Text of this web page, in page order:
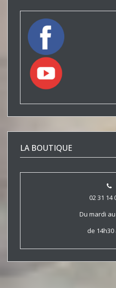
LA BOUTIQUE
02 31 14
Du mardi
de 14h30